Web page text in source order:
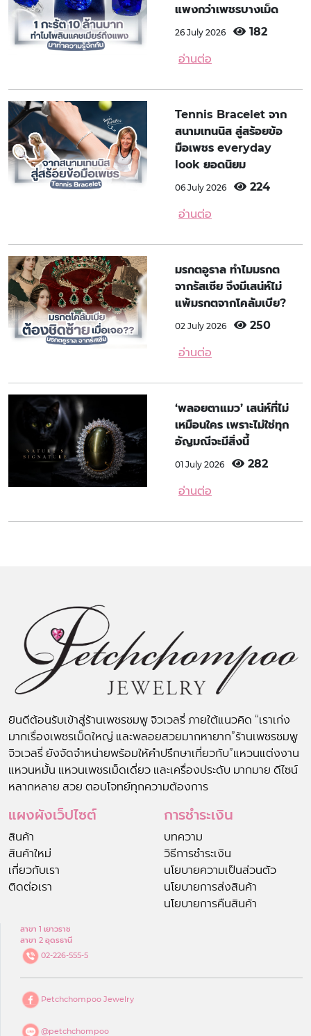
แพงกว่าเพชรบางเม็ด
26 July 2026 182
อ่านต่อ
Tennis Bracelet จาก
สนามเทนนิส สู่สร้อยข้อ
มือเพชร everyday
look ยอดนิยม
06 July 2026 224
อ่านต่อ
มรกตอูราล ทำไมมรกต
จากรัสเซีย จึงมีเสน่ห์ไม่
แพ้มรกตจากโคลัมเบีย?
02 July 2026 250
อ่านต่อ
‘พลอยตาแมว’ เสน่ห์ที่ไม่
เหมือนใคร เพราะไม่ใช่ทุก
อัญมณีจะมีสิ่งนี้
01 July 2026 282
อ่านต่อ
ยินดีต้อนรับเข้าสู่ร้านเพชรชมพู จิวเวลรี่ ภายใต้แนวคิด “เราเก่ง
มากเรื่องเพชรเม็ดใหญ่ และพลอยสวยมากหายาก”ร้านเพชรชมพู
จิวเวลรี่ ยังจัดจำหน่ายพร้อมให้คำปรึกษาเกี่ยวกับ”แหวนแต่งงาน
แหวนหมั้น แหวนเพชรเม็ดเดี่ยว และเครื่องประดับ มากมาย ดีไซน์
หลากหลาย สวย ตอบโจทย์ทุกความต้องการ
แผงผังเว็ปไซต์
สินค้า
สินค้าใหม่
เกี่ยวกับเรา
ติดต่อเรา
การชำระเงิน
บทความ
วิธีการชำระเงิน
นโยบายความเป็นส่วนตัว
นโยบายการส่งสินค้า
นโยบายการคืนสินค้า
สาขา 1 เยาวราช
สาขา 2 อุดรธานี
02-226-555-5
Petchchompoo Jewelry
@petchchompoo